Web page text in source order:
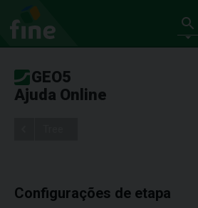
GEO5
Ajuda Online
Configurações de etapa